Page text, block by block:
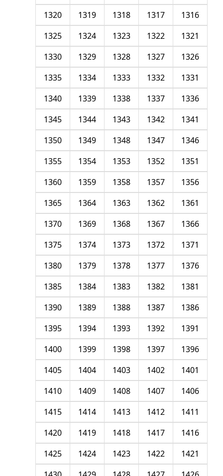
1316
1317
1318
1319
1320
1321
1322
1323
1324
1325
1326
1327
1328
1329
1330
1331
1332
1333
1334
1335
1336
1337
1338
1339
1340
1341
1342
1343
1344
1345
1346
1347
1348
1349
1350
1351
1352
1353
1354
1355
1356
1357
1358
1359
1360
1361
1362
1363
1364
1365
1366
1367
1368
1369
1370
1371
1372
1373
1374
1375
1376
1377
1378
1379
1380
1381
1382
1383
1384
1385
1386
1387
1388
1389
1390
1391
1392
1393
1394
1395
1396
1397
1398
1399
1400
1401
1402
1403
1404
1405
1406
1407
1408
1409
1410
1411
1412
1413
1414
1415
1416
1417
1418
1419
1420
1421
1422
1423
1424
1425